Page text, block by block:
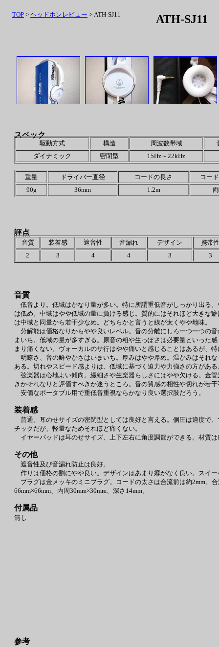
ATH-SJ11
音質
低音より。低域はかなり量が多い。特に所謂重低音がしっかり出る
は低め。中域はやや低域の量に負ける感じ。質的にはそれほど大きな
は中域と同量から若干少なめ。どちらかと言うと線が太くやや地味。
分解能は価格なりからやや良いレベル。音の分離にしろ一つ一つの
まいち。低域の量が多すぎる。原音の粗や生っぽさは必要量といった
まり痛くない。ヴォーカルのサ行はやや痛いと感じることはあるが、
明瞭さ、音の鮮やかさはいまいち。厚みはやや厚め。温かみはそれ
ある。切れやスピード感よりは、低域に基づく迫力や力強さの方があ
弦楽器は心地よい傾向。繊細さや生楽器らしさにはやや欠ける。金
きかそれなりと評価すべきか迷うところ。音の質感の相性や切れが若
安価なポータブル用で重低音重視ならかなり良い選択肢だろう。
装着感
普通。耳のせサイズの密閉型としては良好と言える。側圧は適度で
チックだが、軽量なためそれほど痛くない。
イヤーパッドは耳のせサイズ、上下左右に角度調節ができる。材質
その他
遮音性及び音漏れ防止は良好。
作りは価格の割にやや良い。デザインはあまり癖がなく良い。スイ
プラグは金メッキのミニプラグ。コードの太さは合流前は約2mm、
66mm×66mm、内周30mm×30mm、深さ14mm。
付属品
無し
参考
スペック
駆動方式 構造 周波数帯域
ダイナミック
密閉型 15Hz～22kHz
重量 ドライバー直径 コードの長さ
コー
90g
36mm 1.2m
評点
音質 装着感 遮音性 音漏れ デザイン
携帯
2
3 4 4 3 3
TOP > ヘッドホンレビュー > ATH-SJ11